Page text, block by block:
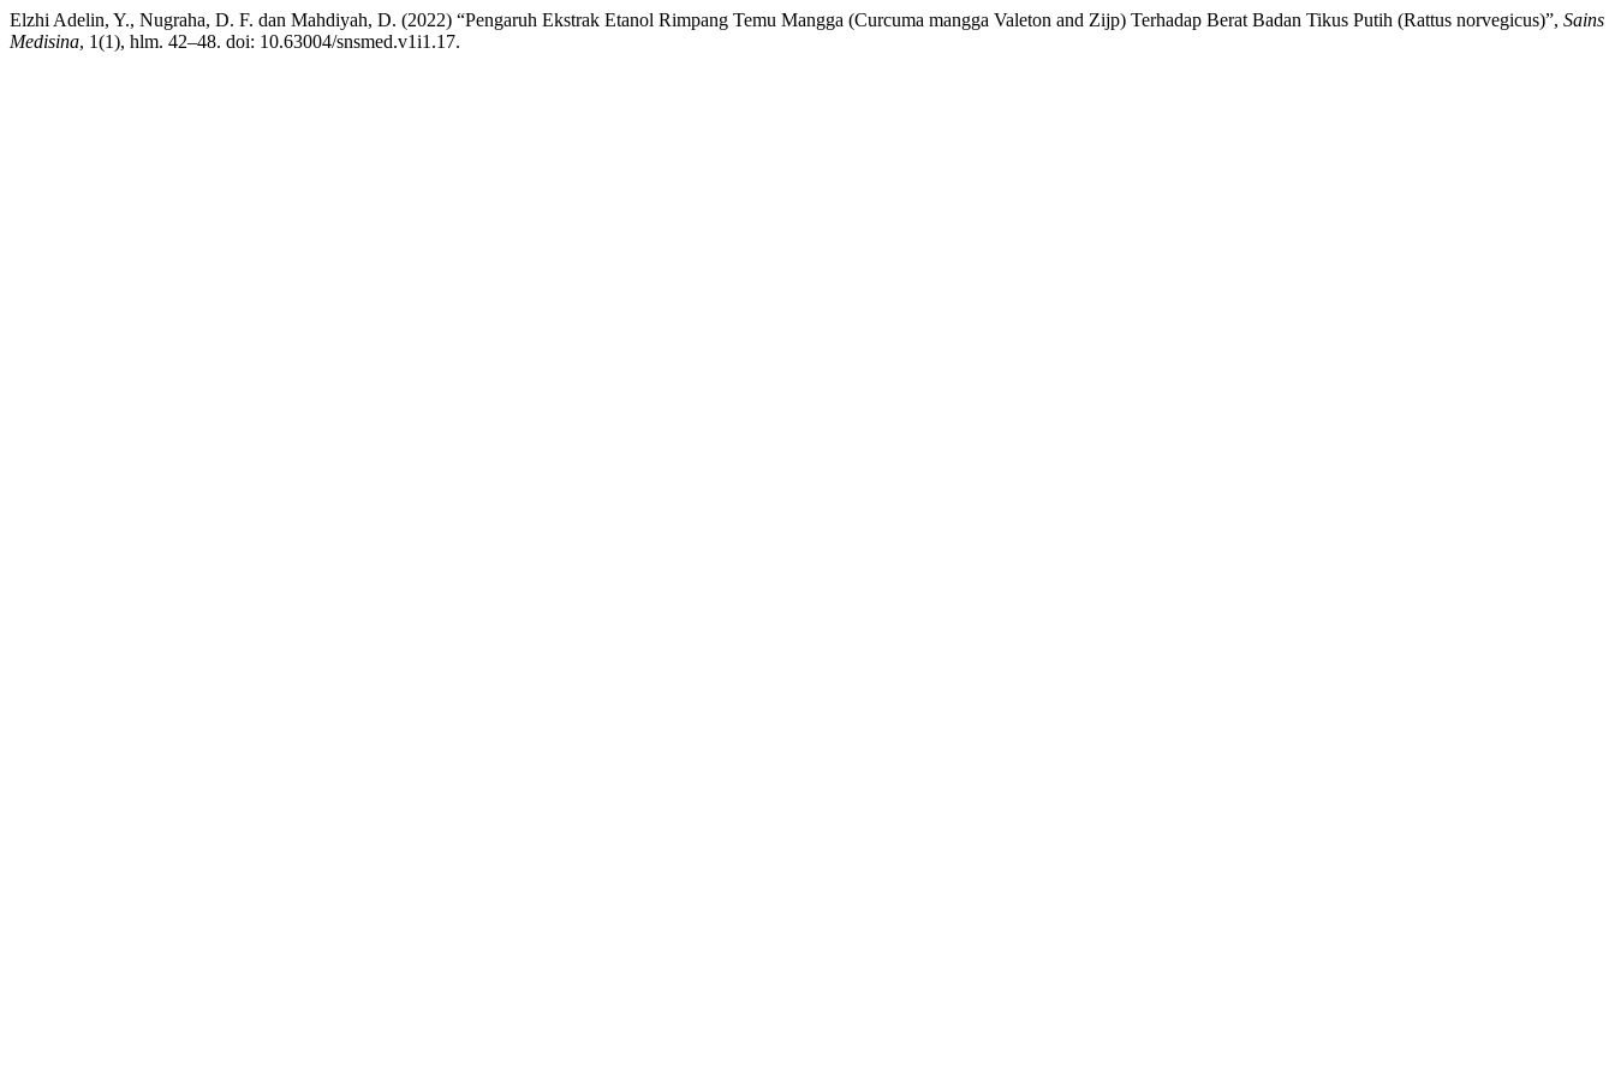
Elzhi Adelin, Y., Nugraha, D. F. dan Mahdiyah, D. (2022) “Pengaruh Ekstrak Etanol Rimpang Temu Mangga (Curcuma mangga Valeton and Zijp) Terhadap Berat Badan Tikus Putih (Rattus norvegicus)”, Sains
Medisina, 1(1), hlm. 42–48. doi: 10.63004/snsmed.v1i1.17.